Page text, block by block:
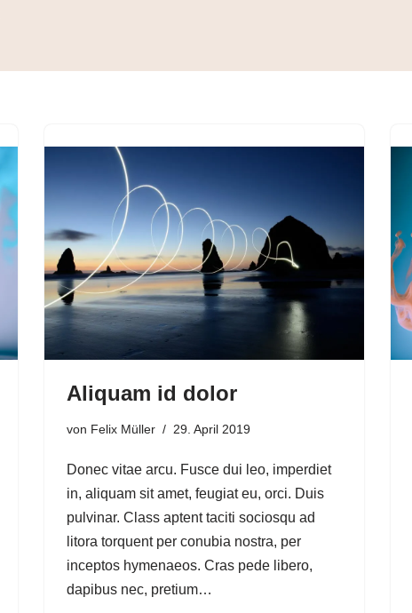
Aliquam id dolor
von Felix Müller 29. April 2019
Donec vitae arcu. Fusce dui leo, imperdiet
in, aliquam sit amet, feugiat eu, orci. Duis
pulvinar. Class aptent taciti sociosqu ad
litora torquent per conubia nostra, per
inceptos hymenaeos. Cras pede libero,
dapibus nec, pretium…